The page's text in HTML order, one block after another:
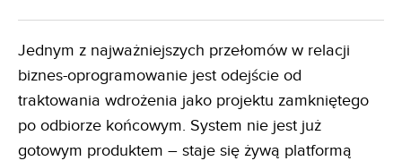
Jednym z najważniejszych przełomów w relacji
biznes-oprogramowanie jest odejście od
traktowania wdrożenia jako projektu zamkniętego
po odbiorze końcowym. System nie jest już
gotowym produktem – staje się żywą platformą